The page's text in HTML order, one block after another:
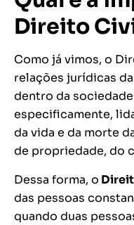
Direito
Como já vimos, o
relações jurídicas
dentro da
especificamente,
da vida e da morte
de propriedade, do
Dessa forma, o
das pessoas
quando duas